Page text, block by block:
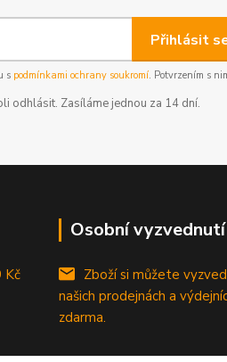
Přihlásit
s podmínkami ochrany soukromí. Potvrzením s
odhlásit. Zasíláme jednou za 14 dní.
Kč
Osobní vyzvednutí
Zboží si můžete
našich prodejnách a
zdarma.